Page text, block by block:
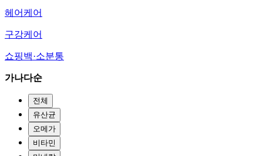
헤어케어
구강케어
쇼핑백·소분통
가나다순
전체
유산균
오메가
비타민